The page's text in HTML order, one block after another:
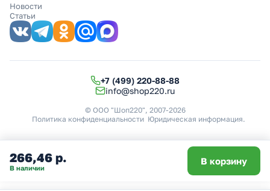
266,46 р.
В наличии
В корзину
Новости
Статьи
+7 (499) 220-88-88
info@shop220.ru
© ООО "Шоп220", 2007-2026
Политика конфиденциальности Юридическая информация.